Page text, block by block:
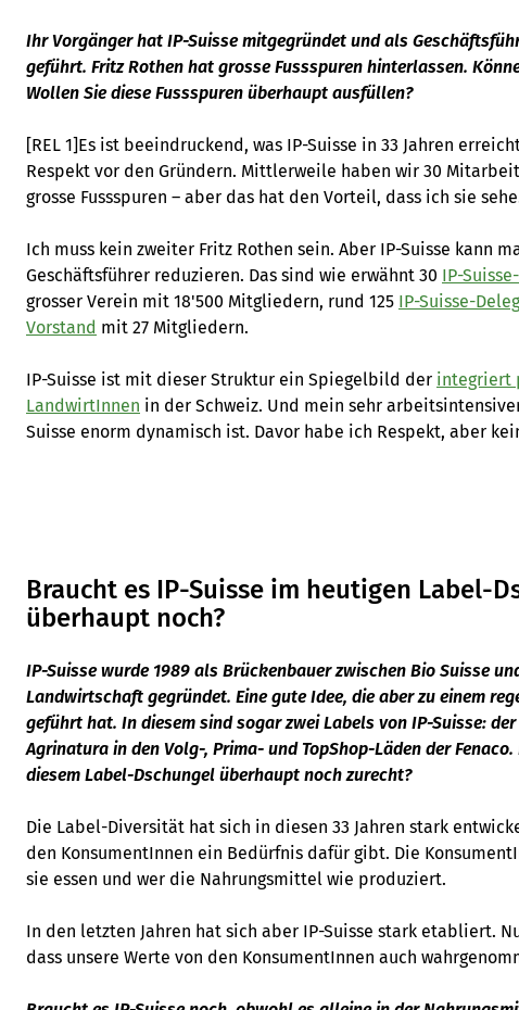
Ihr Vorgänger hat IP-Suisse mitgegründet und als
geführt. Fritz Rothen hat grosse Fussspuren hinterlassen.
Wollen Sie diese Fussspuren überhaupt ausfüllen?
[REL 1]Es ist beeindruckend, was IP-Suisse in 33 Jahren
Respekt vor den Gründern. Mittlerweile haben wir 30
grosse Fussspuren – aber das hat den Vorteil, dass ich sie
Ich muss kein zweiter Fritz Rothen sein. Aber IP-Suisse kann
Geschäftsführer reduzieren. Das sind wie erwähnt 30 IP-
grosser Verein mit 18'500 Mitgliedern, rund 125 IP-Suisse-
Vorstand mit 27 Mitgliedern.
IP-Suisse ist mit dieser Struktur ein Spiegelbild der integriert
LandwirtInnen in der Schweiz. Und mein sehr
Suisse enorm dynamisch ist. Davor habe ich Respekt, aber
Braucht es IP-Suisse im heutigen Label-
überhaupt noch?
IP-Suisse wurde 1989 als Brückenbauer zwischen Bio Suisse
Landwirtschaft gegründet. Eine gute Idee, die aber zu einem
geführt hat. In diesem sind sogar zwei Labels von IP-Suisse:
Agrinatura in den Volg-, Prima- und TopShop-Läden der
diesem Label-Dschungel überhaupt noch zurecht?
Die Label-Diversität hat sich in diesen 33 Jahren stark
den KonsumentInnen ein Bedürfnis dafür gibt. Die
sie essen und wer die Nahrungsmittel wie produziert.
In den letzten Jahren hat sich aber IP-Suisse stark etabliert.
dass unsere Werte von den KonsumentInnen auch